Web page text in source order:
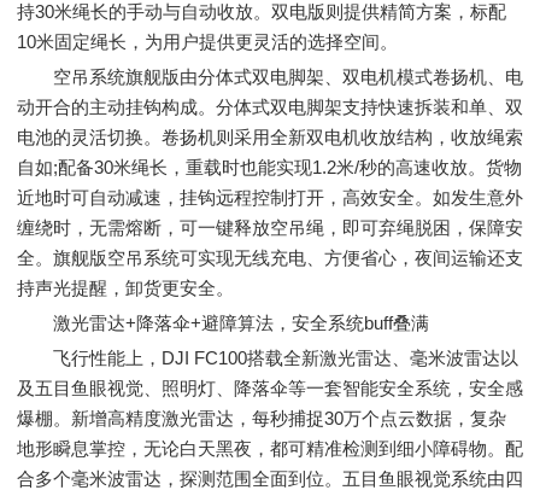
持30米绳长的手动与自动收放。双电版则提供精简方案，标配
10米固定绳长，为用户提供更灵活的选择空间。
空吊系统旗舰版由分体式双电脚架、双电机模式卷扬机、电
动开合的主动挂钩构成。分体式双电脚架支持快速拆装和单、双
电池的灵活切换。卷扬机则采用全新双电机收放结构，收放绳索
自如;配备30米绳长，重载时也能实现1.2米/秒的高速收放。货物
近地时可自动减速，挂钩远程控制打开，高效安全。如发生意外
缠绕时，无需熔断，可一键释放空吊绳，即可弃绳脱困，保障安
全。旗舰版空吊系统可实现无线充电、方便省心，夜间运输还支
持声光提醒，卸货更安全。
激光雷达+降落伞+避障算法，安全系统buff叠满
飞行性能上，DJI FC100搭载全新激光雷达、毫米波雷达以
及五目鱼眼视觉、照明灯、降落伞等一套智能安全系统，安全感
爆棚。新增高精度激光雷达，每秒捕捉30万个点云数据，复杂
地形瞬息掌控，无论白天黑夜，都可精准检测到细小障碍物。配
合多个毫米波雷达，探测范围全面到位。五目鱼眼视觉系统由四